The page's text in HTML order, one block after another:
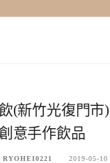
(新竹光復門市
意手作飲品
RYOHEI0221 2019-05-10